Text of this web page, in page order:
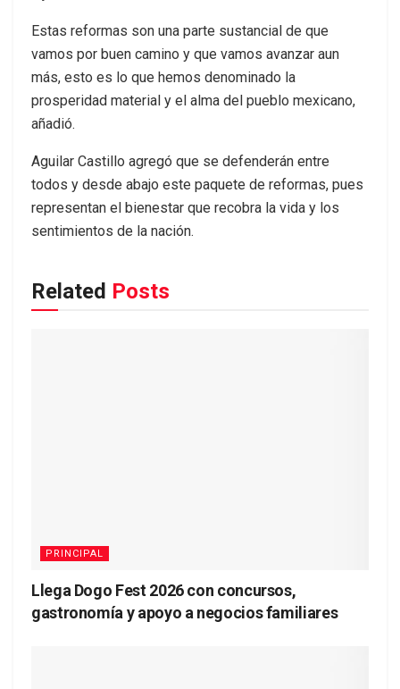
Estas reformas son una parte sustancial de que
vamos por buen camino y que vamos avanzar aun
más, esto es lo que hemos denominado la
prosperidad material y el alma del pueblo mexicano,
añadió.
Aguilar Castillo agregó que se defenderán entre
todos y desde abajo este paquete de reformas, pues
representan el bienestar que recobra la vida y los
sentimientos de la nación.
Related Posts
PRINCIPAL
Llega Dogo Fest 2026 con concursos,
gastronomía y apoyo a negocios familiares